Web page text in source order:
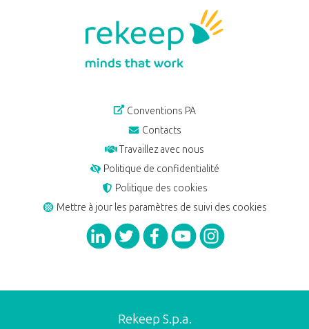
Conventions PA
Contacts
Travaillez avec nous
Politique de confidentialité
Politique des cookies
Mettre à jour les paramètres de suivi des cookies
Rekeep S.p.a.